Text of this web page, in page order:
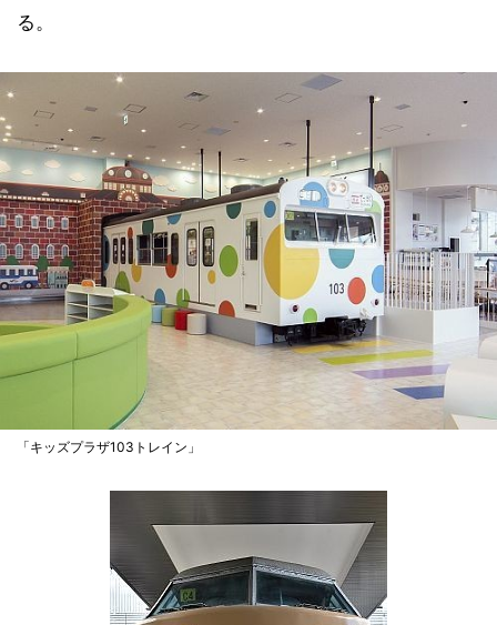
る。
「キッズプラザ103トレイン」